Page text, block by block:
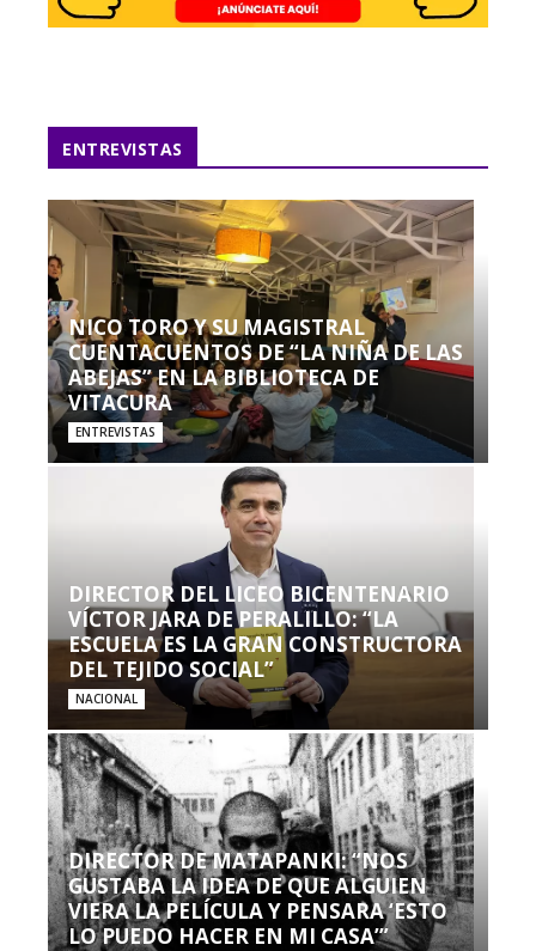
ENTREVISTAS
NICO TORO Y SU MAGISTRAL
CUENTACUENTOS DE “LA NIÑA DE LAS
ABEJAS” EN LA BIBLIOTECA DE
VITACURA
ENTREVISTAS
DIRECTOR DEL LICEO BICENTENARIO
VÍCTOR JARA DE PERALILLO: “LA
ESCUELA ES LA GRAN CONSTRUCTORA
DEL TEJIDO SOCIAL”
NACIONAL
DIRECTOR DE MATAPANKI: “NOS
GUSTABA LA IDEA DE QUE ALGUIEN
VIERA LA PELÍCULA Y PENSARA ‘ESTO
LO PUEDO HACER EN MI CASA’”